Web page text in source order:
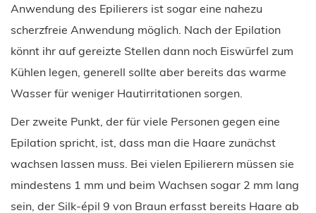
Anwendung des Epilierers ist sogar eine nahezu
scherzfreie Anwendung möglich. Nach der Epilation
könnt ihr auf gereizte Stellen dann noch Eiswürfel zum
Kühlen legen, generell sollte aber bereits das warme
Wasser für weniger Hautirritationen sorgen.
Der zweite Punkt, der für viele Personen gegen eine
Epilation spricht, ist, dass man die Haare zunächst
wachsen lassen muss. Bei vielen Epilierern müssen sie
mindestens 1 mm und beim Wachsen sogar 2 mm lang
sein, der Silk-épil 9 von Braun erfasst bereits Haare ab